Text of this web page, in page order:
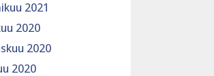
2021
2020
2020
2020